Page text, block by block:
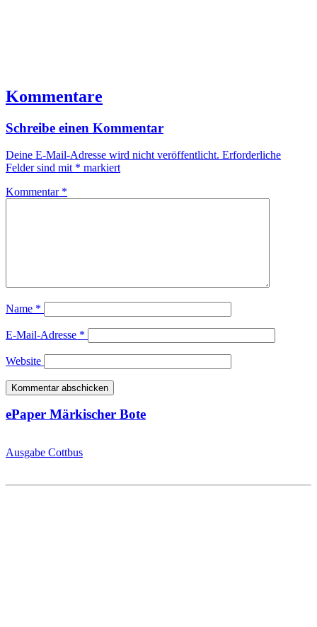
Kommentare
Schreibe einen Kommentar
Deine E-Mail-Adresse wird nicht veröffentlicht. Erforderliche
Felder sind mit * markiert
Kommentar *
Name *
E-Mail-Adresse *
Website
ePaper Märkischer Bote
Ausgabe Cottbus